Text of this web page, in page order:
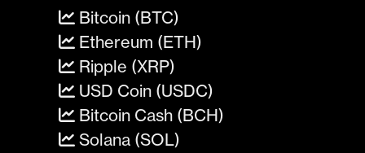
Bitcoin (BTC)
Ethereum (ETH)
Ripple (XRP)
USD Coin (USDC)
Bitcoin Cash (BCH)
Solana (SOL)